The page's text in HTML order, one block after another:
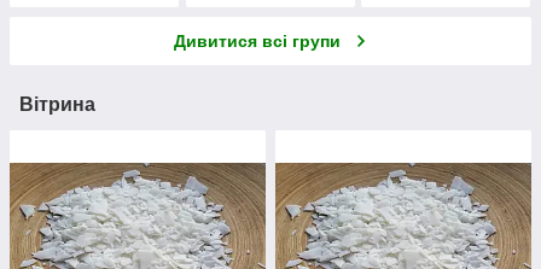
Дивитися всі групи
Вітрина